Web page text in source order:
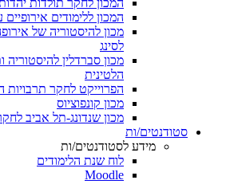
המכון לחקר תולדות יהדות
המכון ללימודים
מכון להיסטוריה של
לסינג
מכון סברדלין
הלטינית
הפרוייקט לחקר תרבויות
מכון קונפוציוס
מכון שנדונג-תל אביב
סטודנטים/ות
מידע לסטודנטים/ות
לוח שנת הלימודים
Moodle